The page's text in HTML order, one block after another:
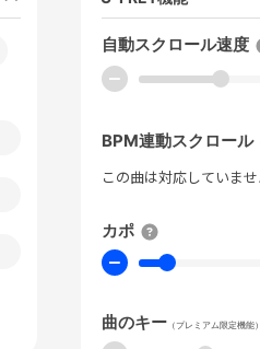
自動スクロール速度
ー
BPM連動スクロール
この曲は対応していま
カポ
ー
曲のキー （プレミアム限定機能）